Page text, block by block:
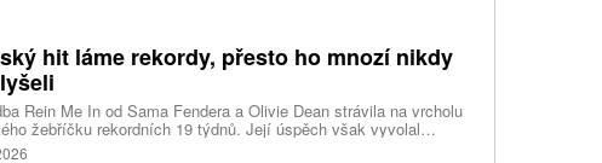
meteorologická agentura (JMA).
hit láme rekordy, přesto ho mnozí nikdy
Rein Me In od Sama Fendera a Olivie Dean strávila na vrcholu
žebříčku rekordních 19 týdnů. Její úspěch však vyvolal
reakci. Řada lidí tvrdí, že píseň nikdy neslyšela. Hudební